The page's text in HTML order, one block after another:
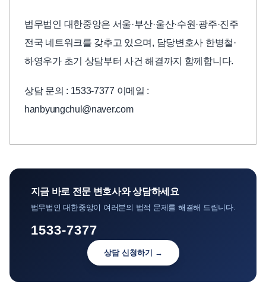
법무법인 대한중앙은 서울·부산·울산·수원·광주·진주
전국 네트워크를 갖추고 있으며, 담당변호사 한병철·
하영우가 초기 상담부터 사건 해결까지 함께합니다.
상담 문의 : 1533-7377 이메일 :
hanbyungchul@naver.com
지금 바로 전문 변호사와 상담하세요
법무법인 대한중앙이 여러분의 법적 문제를 해결해 드립니다.
1533-7377
상담 신청하기 →